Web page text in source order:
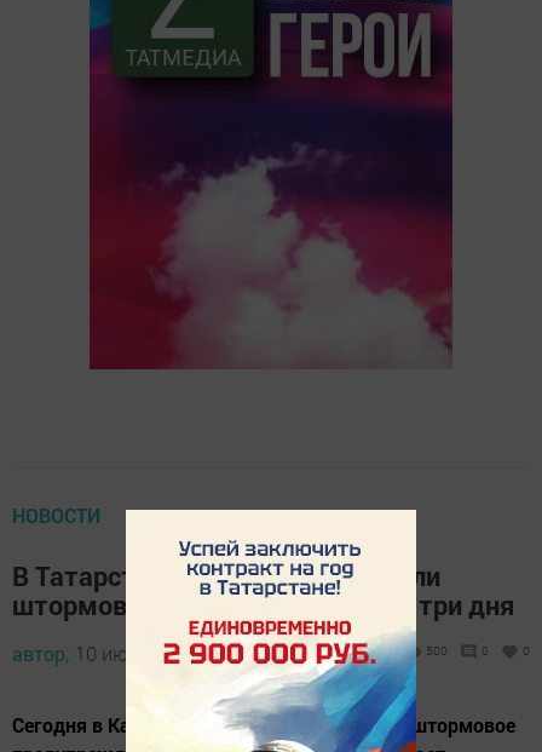
НОВОСТИ
В Татарстане синоптики объявили
штормовое предупреждение на три дня
автор, 10 июля 2015 - 10:14 500 0 0
Сегодня в Казани и в Татарстане объявили штормовое